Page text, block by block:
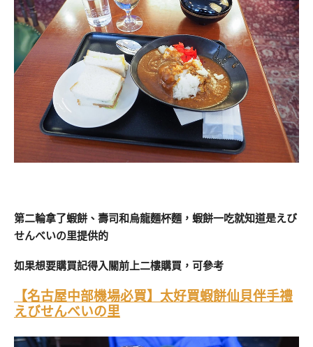
第二輪拿了蝦餅、壽司和烏龍麵杯麵，蝦餅一吃就知道是えび
せんべいの里提供的
如果想要購買記得入關前上二樓購買，可參考
【名古屋中部機場必買】太好買蝦餅仙貝伴手禮
えびせんべいの里